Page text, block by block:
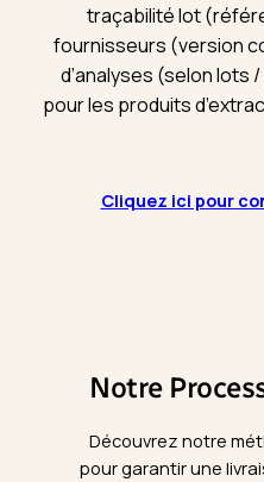
traçabilité lot
fournisseurs (version
d’analyses (selon
pour les produits
Cliquez ici pour
Notre
Découvrez notre
pour garantir une